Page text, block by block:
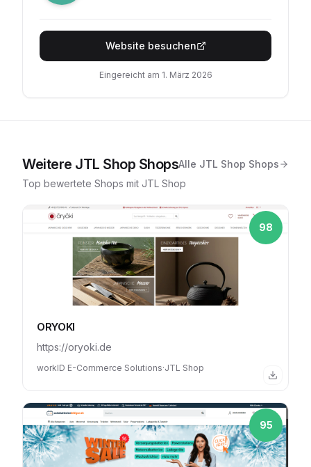
Website besuchen
Eingereicht am 1. März 2026
Weitere JTL Shop ShopsAlle JTL Shop Shops
Top bewertete Shops mit JTL Shop
98
ORYOKI
https://oryoki.de
workID E-Commerce Solutions·JTL Shop
95